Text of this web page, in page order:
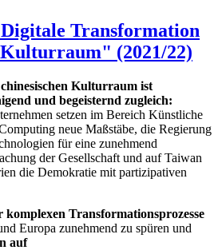
Transformation
(2021/22)
Kulturraum ist
und begeisternd zugleich:
setzen im Bereich Künstliche
neue Maßstäbe, die Regierung
für eine zunehmend
der Gesellschaft und auf Taiwan
die Demokratie mit partizipativen
Transformationsprozesse
Europa zunehmend zu spüren und
auf